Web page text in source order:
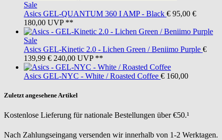
Sale
Asics GEL-QUANTUM 360 I AMP - Black € 95,00 €
180,00 UVP **
Sale
Asics GEL-Kinetic 2.0 - Lichen Green / Beniimo Purple €
139,99 € 240,00 UVP **
Asics GEL-NYC - White / Roasted Coffee € 160,00
Zuletzt angesehene Artikel
Kostenlose Lieferung für nationale Bestellungen über €50.¹
Nach Zahlungseingang versenden wir innerhalb von 1-2 Werktagen.